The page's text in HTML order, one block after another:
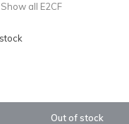
Show all E2CF
Out of stock